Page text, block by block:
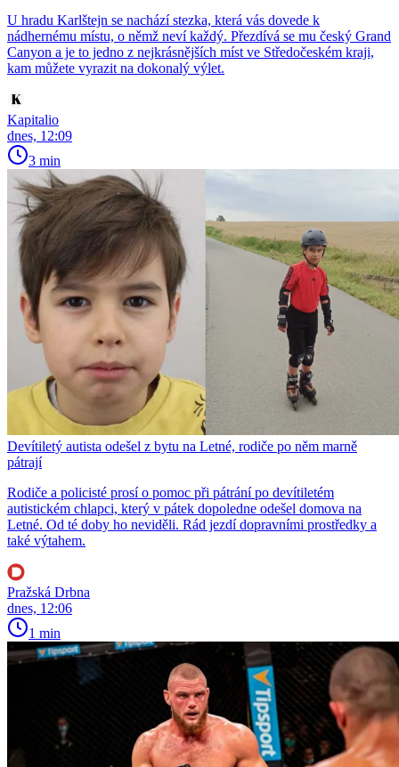
U hradu Karlštejn se nachází stezka, která vás dovede k
nádhernému místu, o němž neví každý. Přezdívá se mu český Grand
Canyon a je to jedno z nejkrásnějších míst ve Středočeském kraji,
kam můžete vyrazit na dokonalý výlet.
Kapitalio
dnes, 12:09
3 min
Devítiletý autista odešel z bytu na Letné, rodiče po něm marně
pátrají
Rodiče a policisté prosí o pomoc při pátrání po devítiletém
autistickém chlapci, který v pátek dopoledne odešel domova na
Letné. Od té doby ho neviděli. Rád jezdí dopravními prostředky a
také výtahem.
Pražská Drbna
dnes, 12:06
1 min